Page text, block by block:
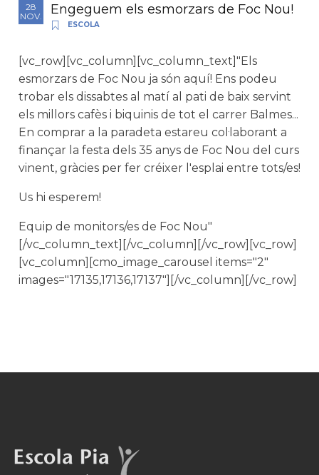
28
NOV.
Engeguem els esmorzars de Foc Nou!
ESCOLA
[vc_row][vc_column][vc_column_text]"Els
esmorzars de Foc Nou ja són aquí! Ens podeu
trobar els dissabtes al matí al pati de baix servint
els millors cafès i biquinis de tot el carrer Balmes...
En comprar a la paradeta estareu col·laborant a
finançar la festa dels 35 anys de Foc Nou del curs
vinent, gràcies per fer créixer l'esplai entre tots/es!
Us hi esperem!
Equip de monitors/es de Foc Nou"
[/vc_column_text][/vc_column][/vc_row][vc_row]
[vc_column][cmo_image_carousel items="2"
images="17135,17136,17137"][/vc_column][/vc_row]